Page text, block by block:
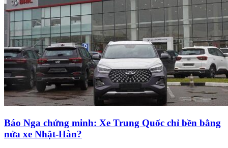
Báo Nga chứng minh: Xe Trung Quốc chỉ bền bằng
nửa xe Nhật-Hàn?